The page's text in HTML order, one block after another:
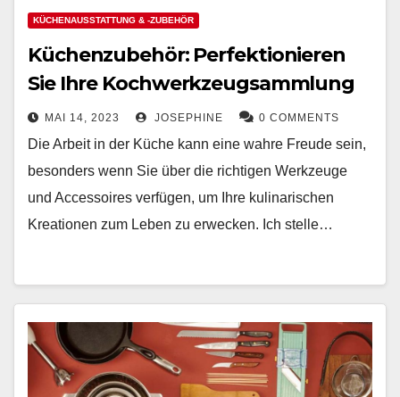
KÜCHENAUSSTATTUNG & -ZUBEHÖR
Küchenzubehör: Perfektionieren
Sie Ihre Kochwerkzeugsammlung
MAI 14, 2023 JOSEPHINE 0 COMMENTS
Die Arbeit in der Küche kann eine wahre Freude sein,
besonders wenn Sie über die richtigen Werkzeuge
und Accessoires verfügen, um Ihre kulinarischen
Kreationen zum Leben zu erwecken. Ich stelle…